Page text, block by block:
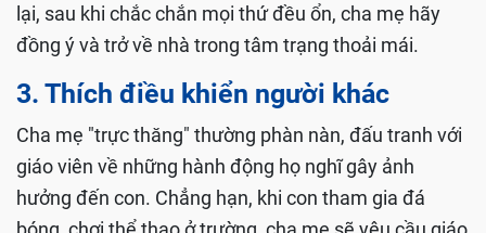
lại, sau khi chắc chắn mọi thứ đều ổn, cha mẹ hãy
đồng ý và trở về nhà trong tâm trạng thoải mái.
3. Thích điều khiển người khác
Cha mẹ "trực thăng" thường phàn nàn, đấu tranh với
giáo viên về những hành động họ nghĩ gây ảnh
hưởng đến con. Chẳng hạn, khi con tham gia đá